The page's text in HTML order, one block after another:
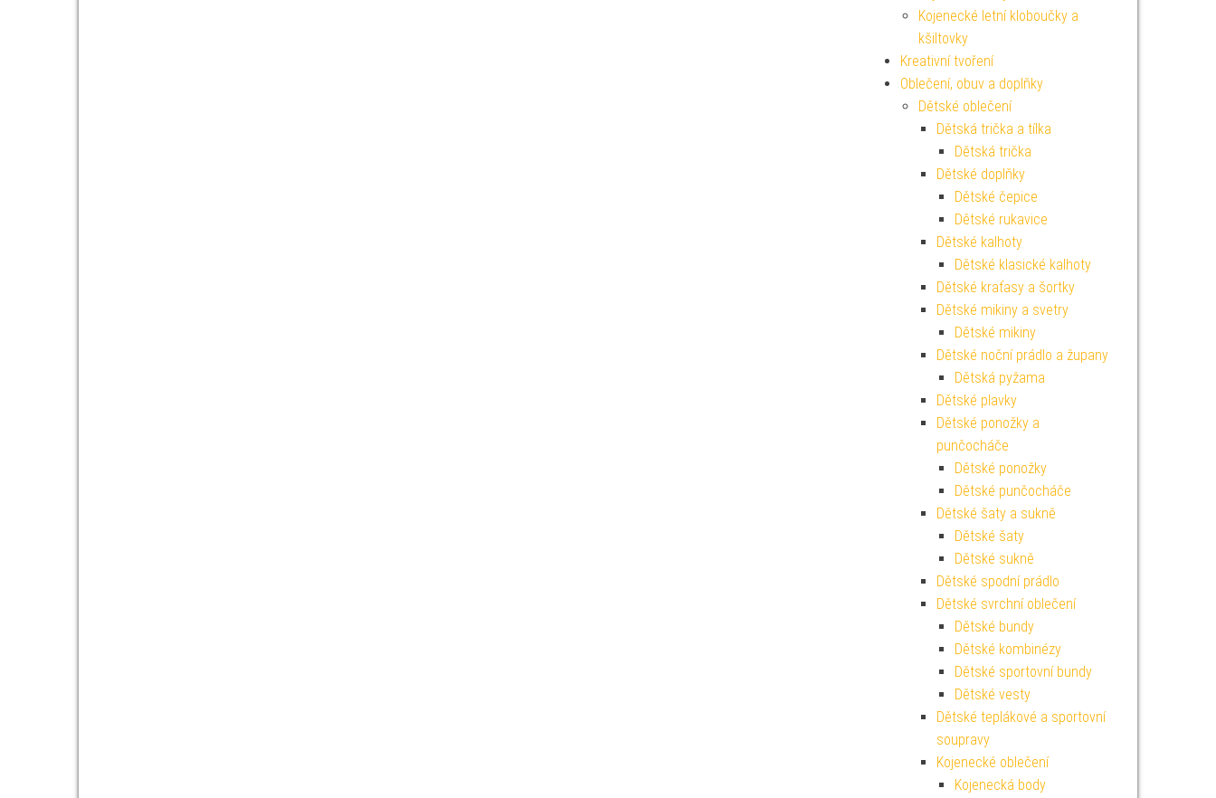
Kojenecké letní kloboučky a
kšiltovky
Kreativní tvoření
Oblečení, obuv a doplňky
Dětské oblečení
Dětská trička a tílka
Dětská trička
Dětské doplňky
Dětské čepice
Dětské rukavice
Dětské kalhoty
Dětské klasické kalhoty
Dětské kraťasy a šortky
Dětské mikiny a svetry
Dětské mikiny
Dětské noční prádlo a župany
Dětská pyžama
Dětské plavky
Dětské ponožky a
punčocháče
Dětské ponožky
Dětské punčocháče
Dětské šaty a sukně
Dětské šaty
Dětské sukně
Dětské spodní prádlo
Dětské svrchní oblečení
Dětské bundy
Dětské kombinézy
Dětské sportovní bundy
Dětské vesty
Dětské teplákové a sportovní
soupravy
Kojenecké oblečení
Kojenecká body